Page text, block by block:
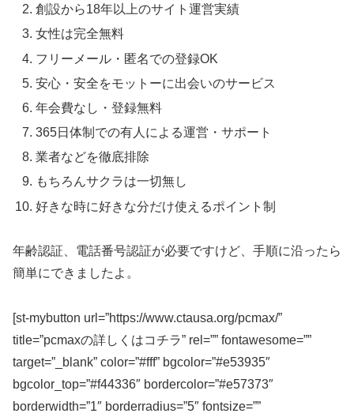
創設から18年以上のサイト運営実績
女性は完全無料
フリーメール・匿名での登録OK
安心・安全をモットーに出会いのサービス
年会費なし・登録無料
365日体制での有人による運営・サポート
業者などを徹底排除
もちろんサクラは一切無し
好きな時に好きな分だけ使えるポイント制
年齢認証、電話番号認証が必要ですけど、手順に沿ったら
簡単にできましたよ。
[st-mybutton url=”https://www.ctausa.org/pcmax/”
title=”pcmaxの詳しくはコチラ” rel=”” fontawesome=””
target=”_blank” color=”#fff” bgcolor=”#e53935″
bgcolor_top=”#f44336″ bordercolor=”#e57373″
borderwidth=”1″ borderradius=”5″ fontsize=””